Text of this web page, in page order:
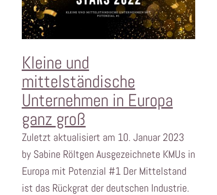
Kleine und
mittelständische
Unternehmen in Europa
ganz groß
Zuletzt aktualisiert am 10. Januar 2023
by Sabine Röltgen Ausgezeichnete KMUs in
Europa mit Potenzial #1 Der Mittelstand
ist das Rückgrat der deutschen Industrie.